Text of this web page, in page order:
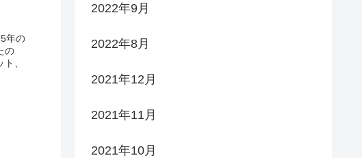
年の
の
、
2022年9月
2022年8月
2021年12月
2021年11月
2021年10月